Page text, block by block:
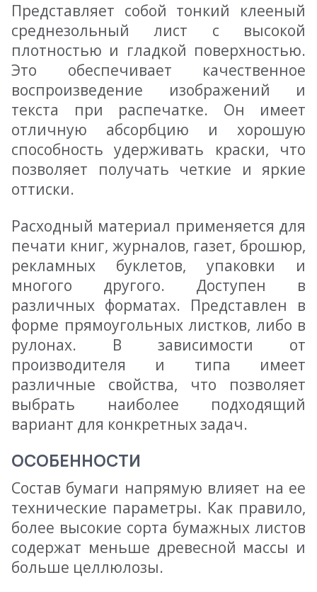
Представляет собой тонкий клееный
среднезольный лист с высокой
плотностью и гладкой поверхностью.
Это обеспечивает качественное
воспроизведение изображений и
текста при распечатке. Он имеет
отличную абсорбцию и хорошую
способность удерживать краски, что
позволяет получать четкие и яркие
оттиски.
Расходный материал применяется для
печати книг, журналов, газет, брошюр,
рекламных буклетов, упаковки и
многого другого. Доступен в
различных форматах. Представлен в
форме прямоугольных листков, либо в
рулонах. В зависимости от
производителя и типа имеет
различные свойства, что позволяет
выбрать наиболее подходящий
вариант для конкретных задач.
ОСОБЕННОСТИ
Состав бумаги напрямую влияет на ее
технические параметры. Как правило,
более высокие сорта бумажных листов
содержат меньше древесной массы и
больше целлюлозы.